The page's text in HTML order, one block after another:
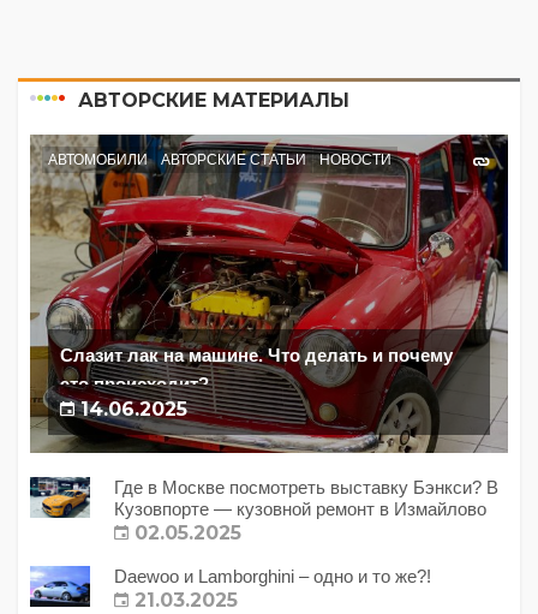
АВТОРСКИЕ МАТЕРИАЛЫ
АВТОМОБИЛИ АВТОРСКИЕ СТАТЬИ НОВОСТИ
Слазит лак на машине. Что делать и почему
это происходит?
14.06.2025
Где в Москве посмотреть выставку Бэнкси? В
Кузовпорте — кузовной ремонт в Измайлово
02.05.2025
Daewoo и Lamborghini – одно и то же?!
21.03.2025